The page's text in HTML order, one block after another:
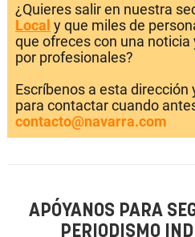
¿Quieres salir en nuestra
Local y que miles de
que ofreces con una
por profesionales?
Escríbenos a esta
para contactar cuando
contacto@navarra.com
APÓYANOS PARA
PERIODISMO